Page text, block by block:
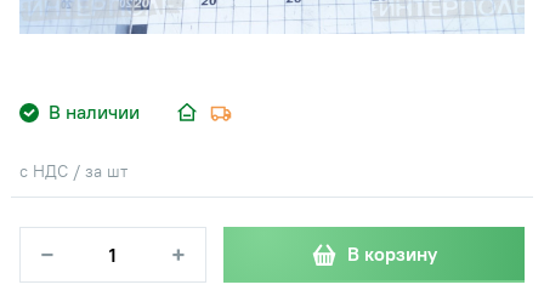
В наличии
с НДС / за шт
− + В корзину